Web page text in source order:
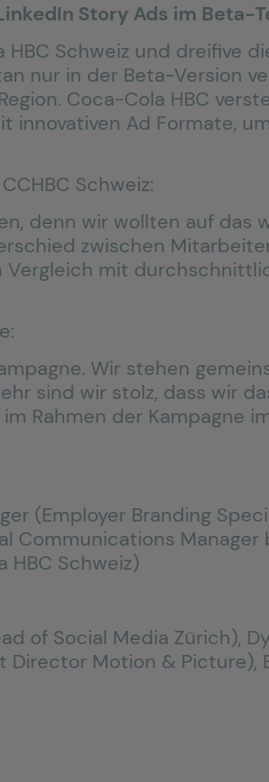
Story Ads im Beta-
Schweiz und dreifive
nur in der Beta-Version
Coca-Cola HBC
Ad Formate,
Schweiz:
denn wir wollten auf das
zwischen
mit
Wir stehen
sind wir stolz, dass wir
Rahmen der Kampagne
(Employer Branding
Communications Manager
HBC Schweiz)
of Social Media Zürich),
Director Motion & Picture),